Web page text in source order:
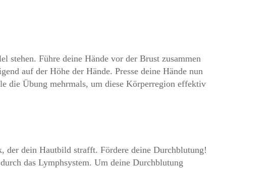
stehen. Führe deine Hände vor der Brust zusammen
auf der Höhe der Hände. Presse deine Hände nun
die Übung mehrmals, um diese Körperregion effektiv
der dein Hautbild strafft. Fördere deine Durchblutung!
das Lymphsystem. Um deine Durchblutung